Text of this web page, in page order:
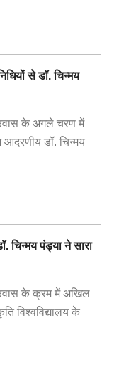
से डॉ. चिन्मय
के अगले चरण में
आदरणीय डॉ. चिन्मय
चिन्मय पंड्या ने सारा
के क्रम में अखिल
विश्वविद्यालय के